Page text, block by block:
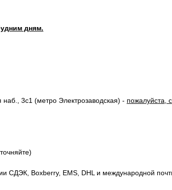
дням.
3с1 (метро Электрозаводская) - пожалуйста,
СДЭК, Boxberry, EMS, DHL и международной